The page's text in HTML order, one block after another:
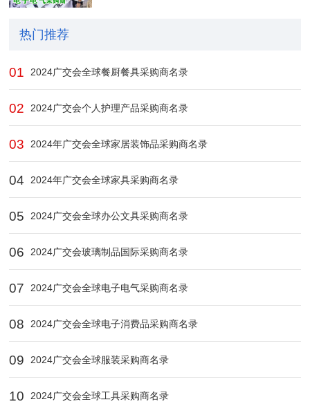
热门推荐
01 2024广交会全球餐厨餐具采购商名录
02 2024广交会个人护理产品采购商名录
03 2024年广交会全球家居装饰品采购商名录
04 2024年广交会全球家具采购商名录
05 2024广交会全球办公文具采购商名录
06 2024广交会玻璃制品国际采购商名录
07 2024广交会全球电子电气采购商名录
08 2024广交会全球电子消费品采购商名录
09 2024广交会全球服装采购商名录
10 2024广交会全球工具采购商名录